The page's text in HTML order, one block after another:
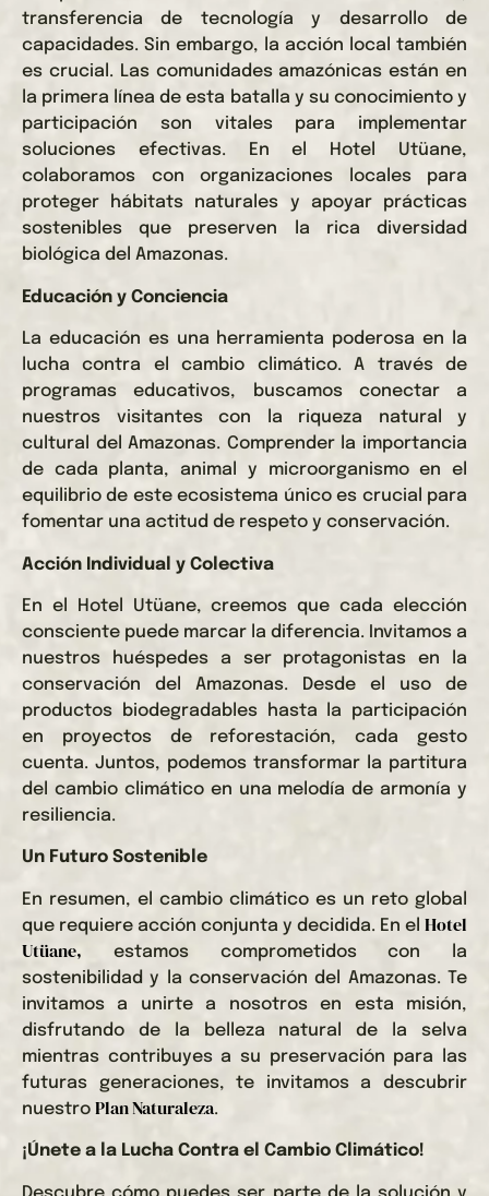
transferencia de tecnología y desarrollo de
capacidades. Sin embargo, la acción local también
es crucial. Las comunidades amazónicas están en
la primera línea de esta batalla y su conocimiento y
participación son vitales para implementar
soluciones efectivas. En el Hotel Utüane,
colaboramos con organizaciones locales para
proteger hábitats naturales y apoyar prácticas
sostenibles que preserven la rica diversidad
biológica del Amazonas.
Educación y Conciencia
La educación es una herramienta poderosa en la
lucha contra el cambio climático. A través de
programas educativos, buscamos conectar a
nuestros visitantes con la riqueza natural y
cultural del Amazonas. Comprender la importancia
de cada planta, animal y microorganismo en el
equilibrio de este ecosistema único es crucial para
fomentar una actitud de respeto y conservación.
Acción Individual y Colectiva
En el Hotel Utüane, creemos que cada elección
consciente puede marcar la diferencia. Invitamos a
nuestros huéspedes a ser protagonistas en la
conservación del Amazonas. Desde el uso de
productos biodegradables hasta la participación
en proyectos de reforestación, cada gesto
cuenta. Juntos, podemos transformar la partitura
del cambio climático en una melodía de armonía y
resiliencia.
Un Futuro Sostenible
En resumen, el cambio climático es un reto global
que requiere acción conjunta y decidida. En el Hotel
Utüane, estamos comprometidos con la
sostenibilidad y la conservación del Amazonas. Te
invitamos a unirte a nosotros en esta misión,
disfrutando de la belleza natural de la selva
mientras contribuyes a su preservación para las
futuras generaciones, te invitamos a descubrir
nuestro Plan Naturaleza.
¡Únete a la Lucha Contra el Cambio Climático!